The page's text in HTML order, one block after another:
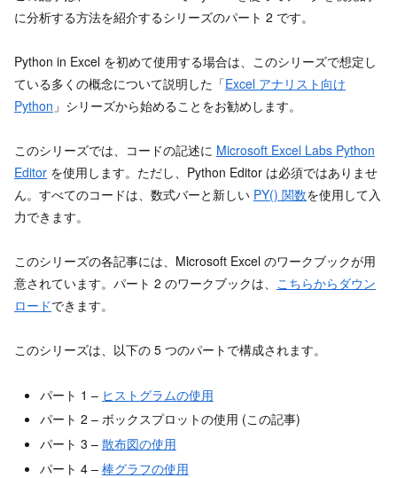
に分析する方法を紹介するシリーズのパート 2 です。
Python in Excel を初めて使用する場合は、このシリーズで想定し
ている多くの概念について説明した「Excel アナリスト向け
Python 」シリーズから始めることをお勧めします。
このシリーズでは、コードの記述に Microsoft Excel Labs Python
Editor を使用します。ただし、Python Editor は必須ではありませ
ん。すべてのコードは、数式バーと新しい PY() 関数を使用して入
力できます。
このシリーズの各記事には、Microsoft Excel のワークブックが用
意されています。パート 2 のワークブックは、 こちらからダウン
ロードできます。
このシリーズは、以下の 5 つのパートで構成されます。
パート 1 – ヒストグラムの使用
パート 2 – ボックスプロットの使用 (この記事)
パート 3 – 散布図の使用
パート 4 – 棒グラフの使用